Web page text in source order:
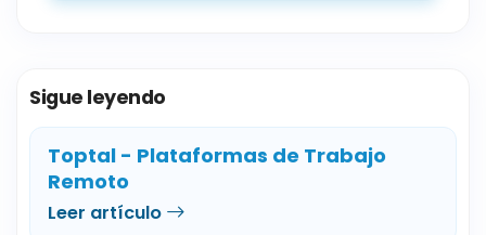
Sigue leyendo
Toptal - Plataformas de Trabajo
Remoto
Leer artículo